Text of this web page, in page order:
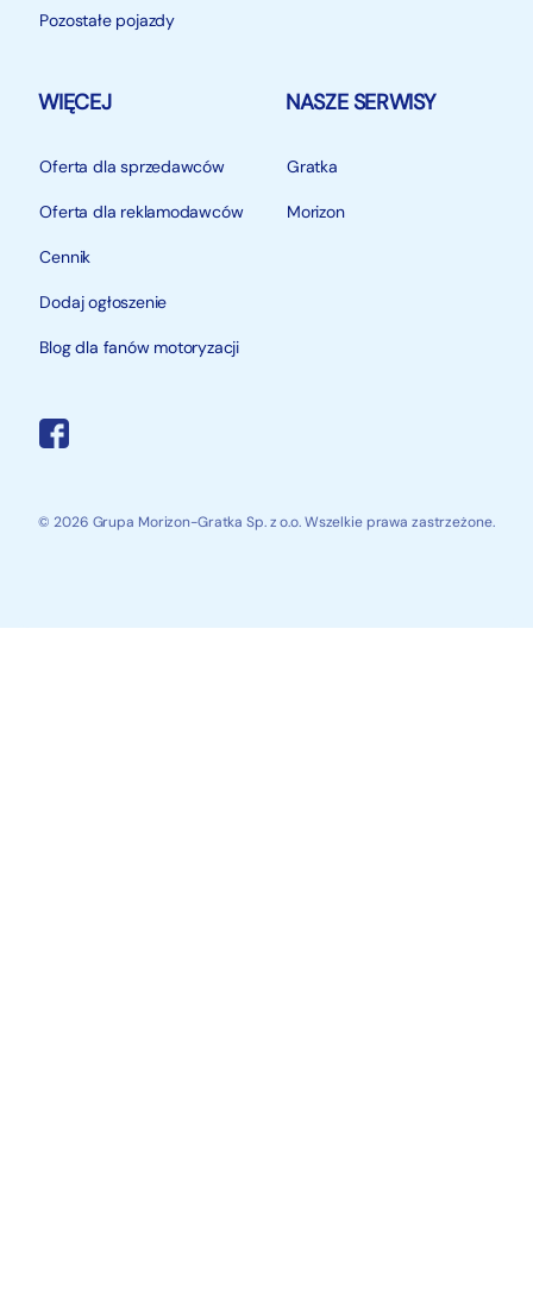
Pozostałe pojazdy
WIĘCEJ
Oferta dla sprzedawców
Oferta dla reklamodawców
Cennik
Dodaj ogłoszenie
Blog dla fanów motoryzacji
NASZE SERWISY
Gratka
Morizon
© 2026 Grupa Morizon-Gratka Sp. z o.o. Wszelkie prawa zastrzeżone.